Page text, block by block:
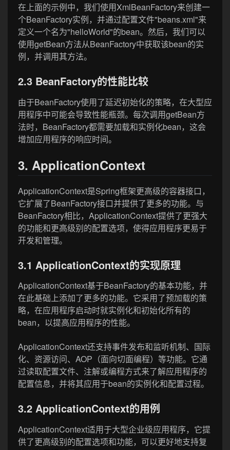
在上面的示例中，我们使用XmlBeanFactory来创建一
个BeanFactory实例，并通过配置文件"beans.xml"来
定义一个名为"helloWorld"的bean。然后，我们可以
使用getBean方法从BeanFactory中获取该bean的实
例，并调用其方法。
2.3 BeanFactory的性能比较
由于BeanFactory使用了延迟初始化的策略，在大型应
用程序中可能会导致性能瓶颈。每次调用getBean方
法时，BeanFactory都需要加载和实例化bean，这会
增加应用程序的响应时间。
3. ApplicationContext
ApplicationContext是Spring框架更高级的容器接口，
它扩展了BeanFactory接口并提供了更多的功能。与
BeanFactory相比，ApplicationContext提供了更强大
的功能和更高级别的配置选项，使得应用程序更易于
开发和管理。
3.1 ApplicationContext的实现原理
ApplicationContext基于BeanFactory的基本功能，并
在此基础上添加了更多的功能。它采用了预加载的策
略，在应用程序启动时就实例化和初始化所有的
bean，以提高应用程序的性能。
ApplicationContext还支持事件发布和监听机制、国际
化、资源访问、AOP（面向切面编程）等功能。它通
过读取配置文件、注解或编程方式来了解应用程序的
配置信息，并将其应用于bean的实例化和配置过程。
3.2 ApplicationContext的用例
ApplicationContext适用于大型企业级应用程序，它提
供了更高级别的配置选项和功能，可以更好地支持复